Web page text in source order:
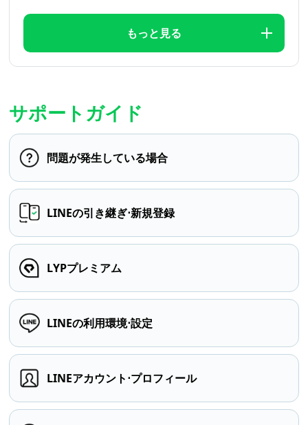
もっと見る
サポートガイド
問題が発生している場合
LINEの引き継ぎ⋅新規登録
LYPプレミアム
LINEの利用環境⋅設定
LINEアカウント⋅プロフィール